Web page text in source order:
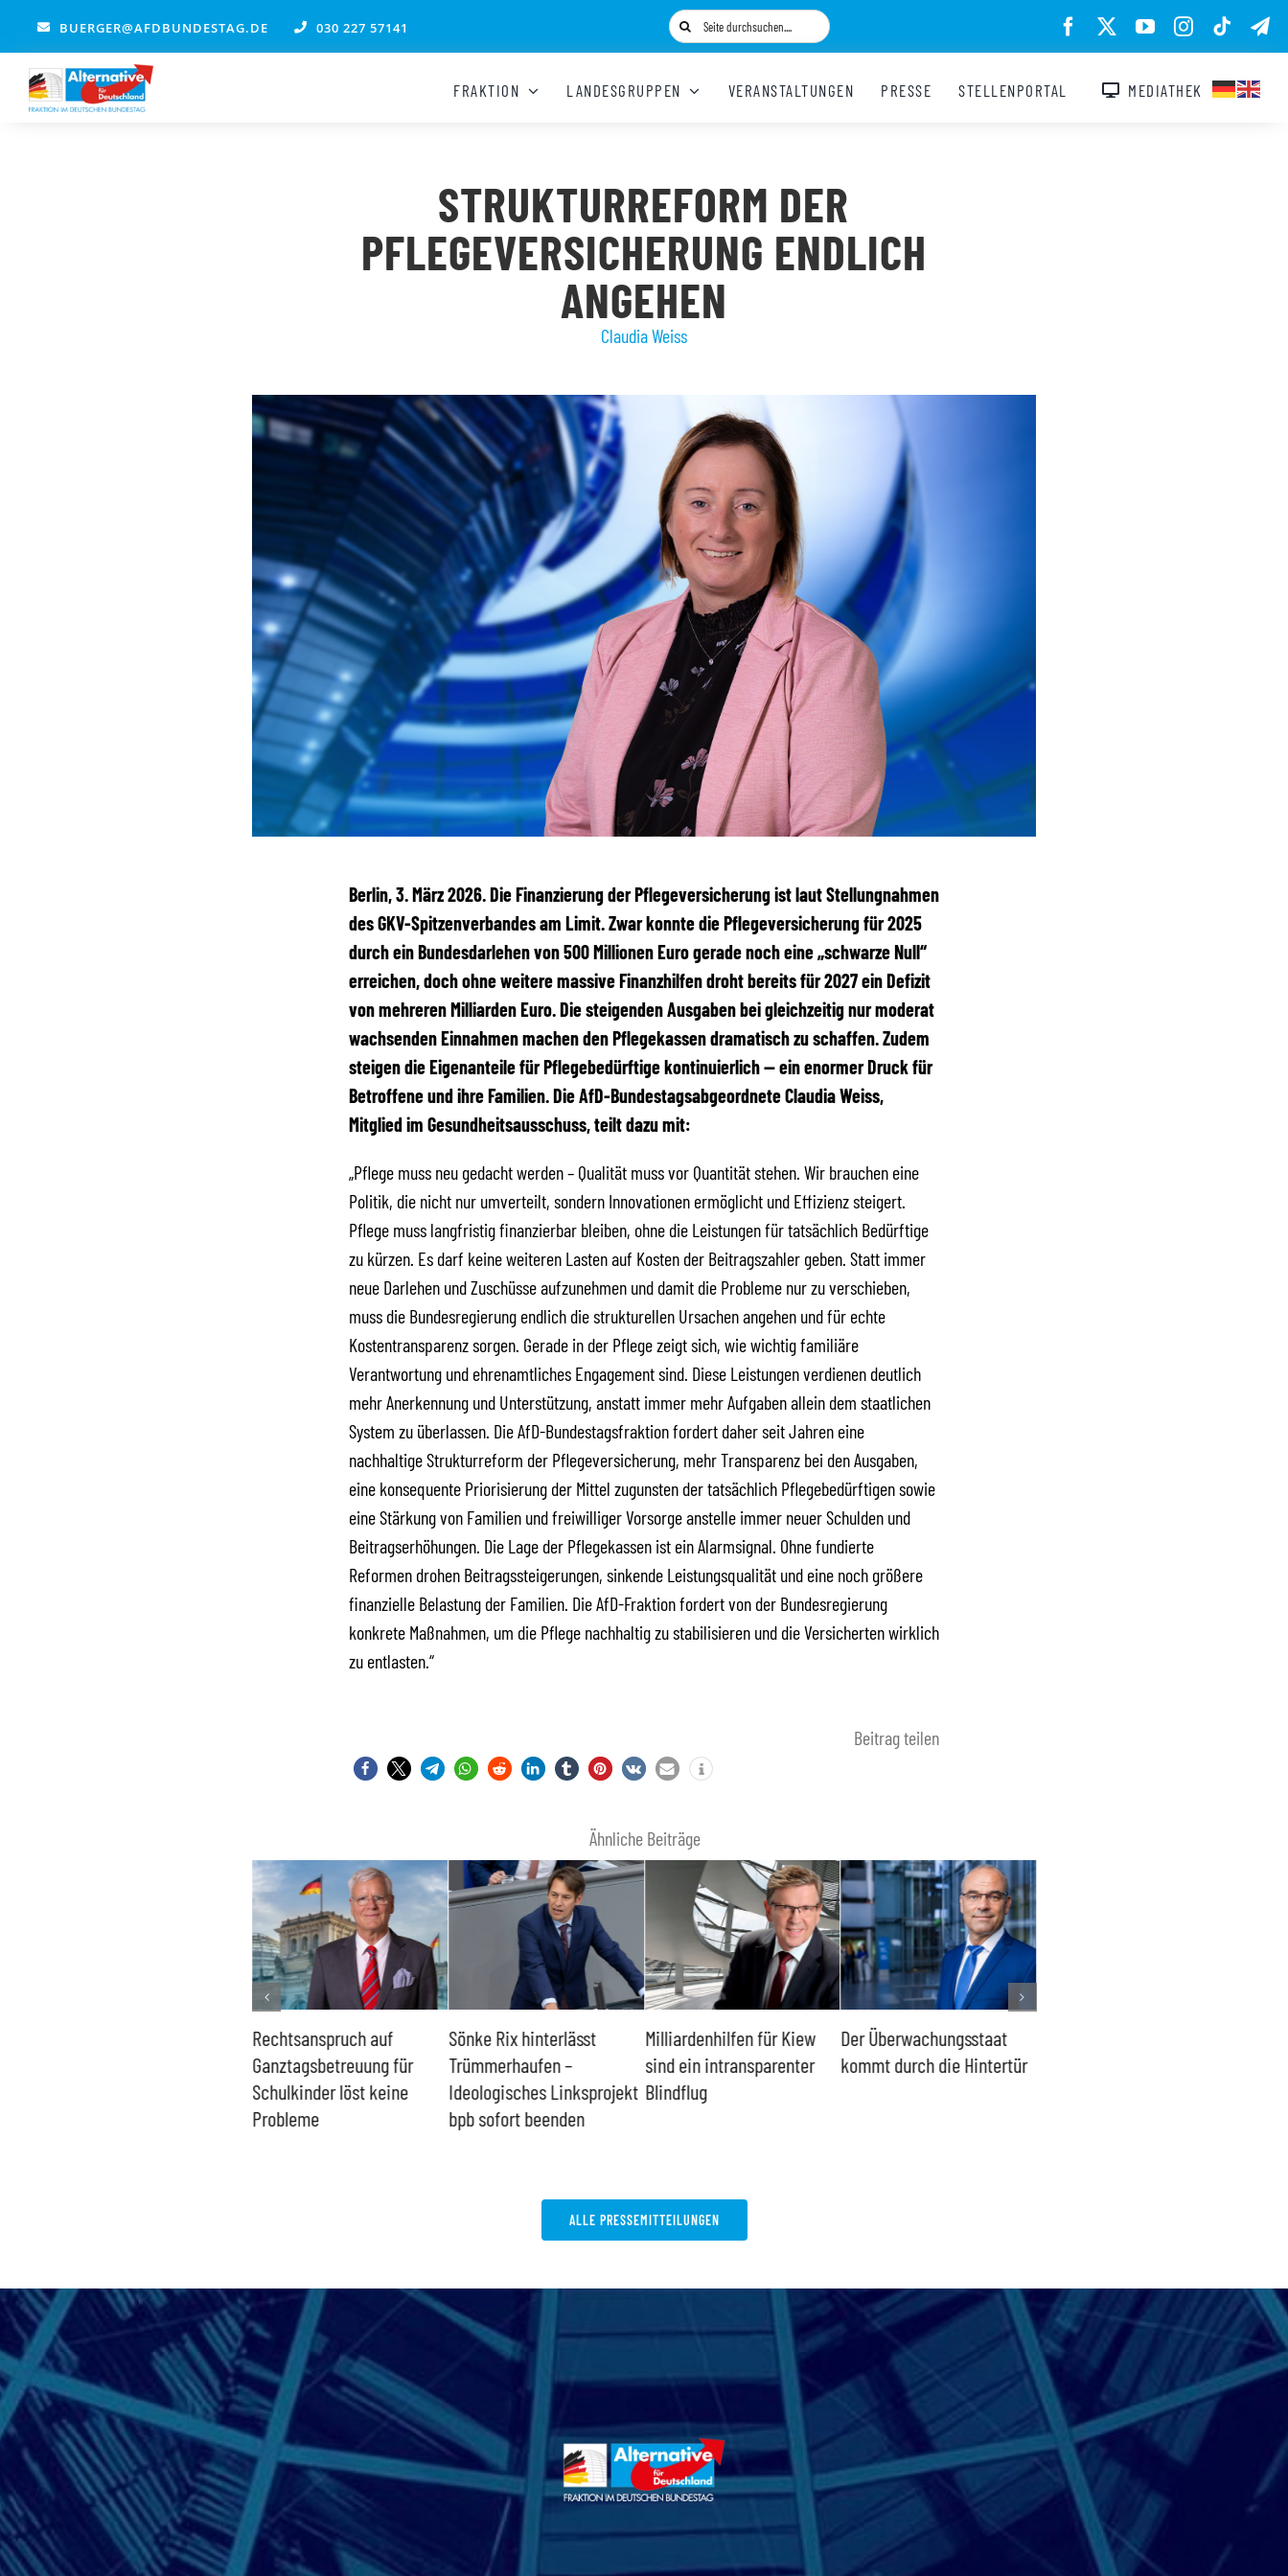
springen
BUERGER@AFDBUNDESTAG.DE 030 227 57141
Suche
nach:
FRAKTION LANDESGRUPPEN VERANSTALTUNGEN PRESSE STELLENPORTAL MEDIATHEK
STRUKTURREFORM DER
PFLEGEVERSICHERUNG ENDLICH
ANGEHEN
Claudia Weiss
Berlin, 3. März 2026. Die Finanzierung der Pflegeversicherung ist laut Stellungnahmen
des GKV-Spitzenverbandes am Limit. Zwar konnte die Pflegeversicherung für 2025
durch ein Bundesdarlehen von 500 Millionen Euro gerade noch eine „schwarze Null“
erreichen, doch ohne weitere massive Finanzhilfen droht bereits für 2027 ein Defizit
von mehreren Milliarden Euro. Die steigenden Ausgaben bei gleichzeitig nur moderat
wachsenden Einnahmen machen den Pflegekassen dramatisch zu schaffen. Zudem
steigen die Eigenanteile für Pflegebedürftige kontinuierlich — ein enormer Druck für
Betroffene und ihre Familien. Die AfD-Bundestagsabgeordnete Claudia Weiss,
Mitglied im Gesundheitsausschuss, teilt dazu mit:
„Pflege muss neu gedacht werden – Qualität muss vor Quantität stehen. Wir brauchen eine
Politik, die nicht nur umverteilt, sondern Innovationen ermöglicht und Effizienz steigert.
Pflege muss langfristig finanzierbar bleiben, ohne die Leistungen für tatsächlich Bedürftige
zu kürzen. Es darf keine weiteren Lasten auf Kosten der Beitragszahler geben. Statt immer
neue Darlehen und Zuschüsse aufzunehmen und damit die Probleme nur zu verschieben,
muss die Bundesregierung endlich die strukturellen Ursachen angehen und für echte
Kostentransparenz sorgen. Gerade in der Pflege zeigt sich, wie wichtig familiäre
Verantwortung und ehrenamtliches Engagement sind. Diese Leistungen verdienen deutlich
mehr Anerkennung und Unterstützung, anstatt immer mehr Aufgaben allein dem staatlichen
System zu überlassen. Die AfD-Bundestagsfraktion fordert daher seit Jahren eine
nachhaltige Strukturreform der Pflegeversicherung, mehr Transparenz bei den Ausgaben,
eine konsequente Priorisierung der Mittel zugunsten der tatsächlich Pflegebedürftigen sowie
eine Stärkung von Familien und freiwilliger Vorsorge anstelle immer neuer Schulden und
Beitragserhöhungen. Die Lage der Pflegekassen ist ein Alarmsignal. Ohne fundierte
Reformen drohen Beitragssteigerungen, sinkende Leistungsqualität und eine noch größere
finanzielle Belastung der Familien. Die AfD-Fraktion fordert von der Bundesregierung
konkrete Maßnahmen, um die Pflege nachhaltig zu stabilisieren und die Versicherten wirklich
zu entlasten.“
Beitrag teilen
Ähnliche Beiträge
Rechtsanspruch auf
Ganztagsbetreuung für
Schulkinder löst keine
Probleme
Sönke Rix hinterlässt
Trümmerhaufen –
Ideologisches Linksprojekt
bpb sofort beenden
Milliardenhilfen für Kiew
sind ein intransparenter
Blindflug
Der Überwachungsstaat
kommt durch die Hintertür
ALLE PRESSEMITTEILUNGEN